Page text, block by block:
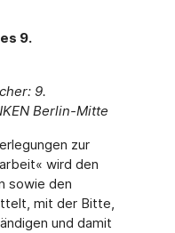
9.
9.
Berlin-Mitte
zur
wird den
sowie den
mit der Bitte,
und damit